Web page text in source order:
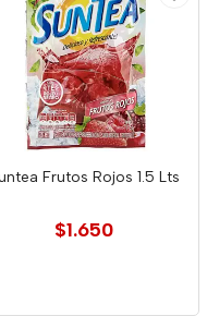
Frutos Rojos 1.5 Lts
$1.650